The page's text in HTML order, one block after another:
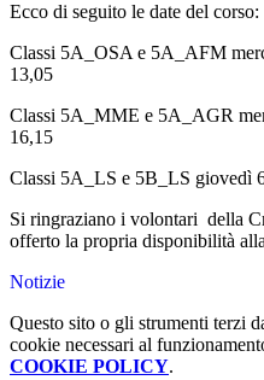
Ecco di seguito le date del corso:
Classi 5A_OSA e 5A_AFM
13,05
Classi 5A_MME e 5A_AGR
16,15
Classi 5A_LS e 5B_LS giovedì
Si ringraziano i volontari della
offerto la propria disponibilità
Notizie
Questo sito o gli strumenti terzi
cookie necessari al
COOKIE POLICY.